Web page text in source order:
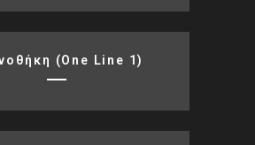
(one Line 1)